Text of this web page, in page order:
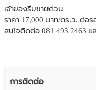
เจ้าของรีบขายด่วน
ราคา 17,000 บาท/ตร.ว. ต่อร
สนใจติดต่อ 081 493 2463 แ
การติดต่อ